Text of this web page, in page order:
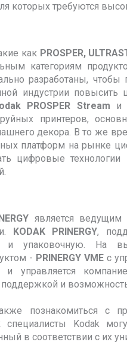
которых требуются
как PROSPER,
категориям
разработаны, чтобы
индустрии
PROSPER Stream и
принтеров,
декора. В то же
платформ на рынке
цифровые
является ведущим
KODAK PRINERGY,
упаковочную. На
- PRINERGY VMEс
и управляется
и
познакомиться с
Kodak
в соответствии с их